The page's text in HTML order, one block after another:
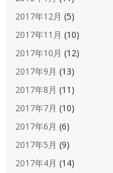
2017年12月 (5)
2017年11月 (10)
2017年10月 (12)
2017年9月 (13)
2017年8月 (11)
2017年7月 (10)
2017年6月 (6)
2017年5月 (9)
2017年4月 (14)